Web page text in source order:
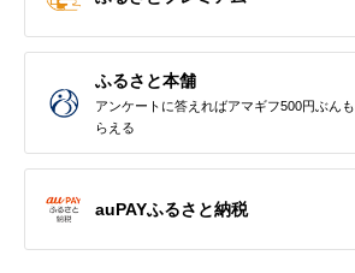
ふるさと本舗
アンケートに答えればアマギフ500円ぶんも
らえる
auPAYふるさと納税